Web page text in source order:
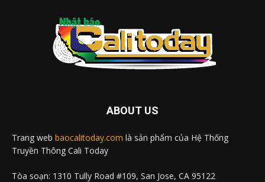
ABOUT US
Trang web baocalitoday.com là sản phẩm của Hệ Thống
Truyền Thông Cali Today
Tòa soạn: 1310 Tully Road #109, San Jose, CA 95122